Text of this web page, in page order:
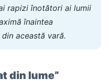
rapizi înotători ai lumii
înaintea
această vară.
din lume”